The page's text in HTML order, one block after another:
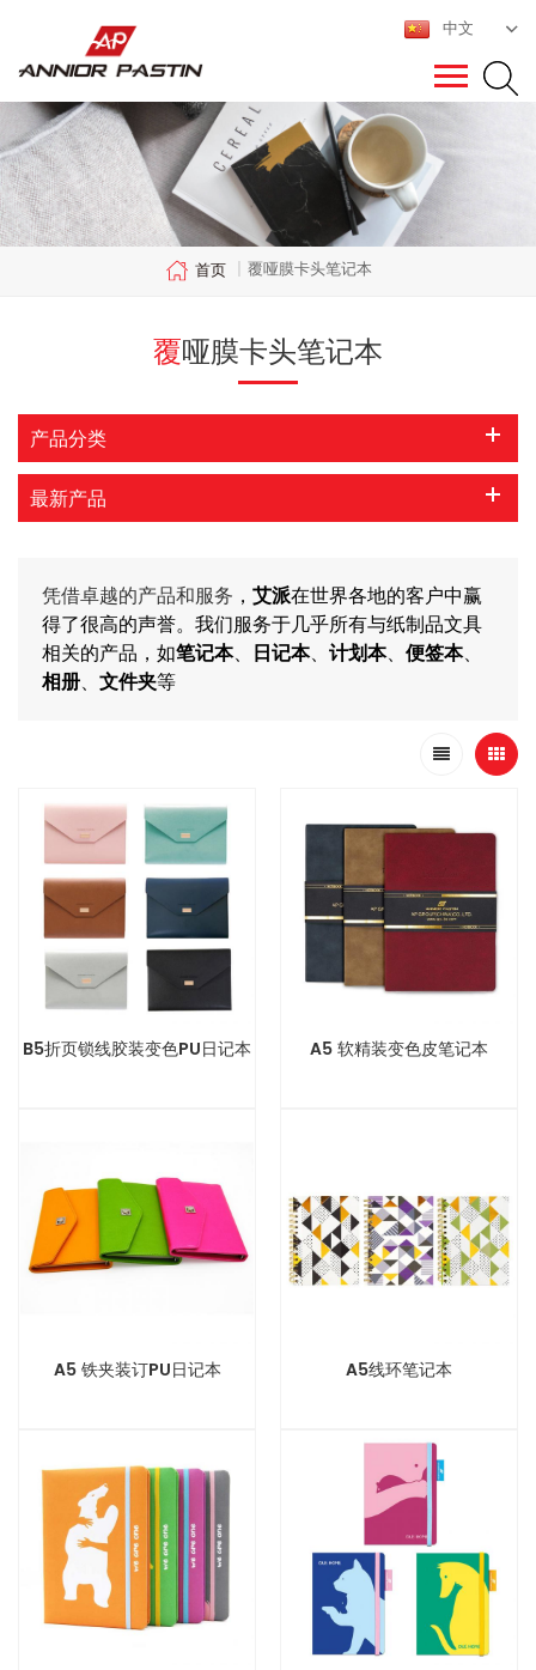
中文
首页 | 覆哑膜卡头笔记本
覆哑膜卡头笔记本
产品分类
最新产品
凭借卓越的产品和服务 ， 艾派在世界各地的客户中赢
得了很高的声誉。我们服务于几乎所有与纸制品文具
相关的产品，如笔记本、 日记本、 计划本、 便签本、
相册
文件夹等
B5折页锁线胶装变色PU日记本 A5 软精装变色皮笔记本
A5 铁夹装订PU日记本 A5线环笔记本